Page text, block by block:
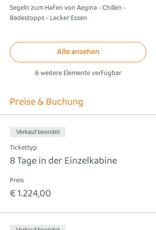
Segeln zum Hafen von Aegina - Chillen -
Badestopps - Lecker Essen
6 weitere Elemente verfügbar
Alle ansehen
Preise & Buchung
Verkauf beendet
Tickettyp
8 Tage in der Einzelkabine
Preis
€ 1.224,00